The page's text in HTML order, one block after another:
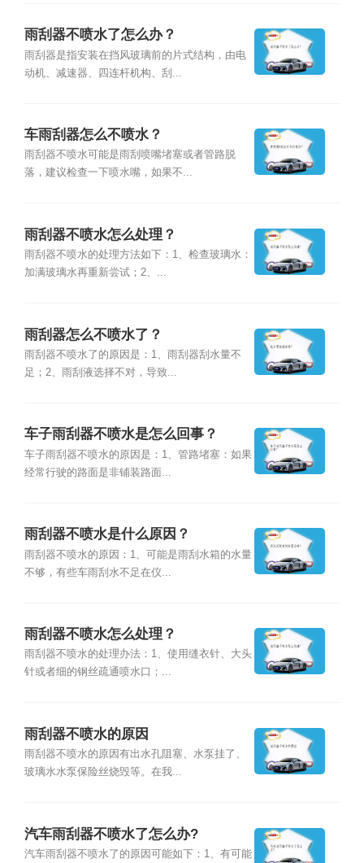
雨刮器不喷水了怎么办？
雨刮器是指安装在挡风玻璃前的片式结构，由电
动机、减速器、四连杆机构、刮...
车雨刮器怎么不喷水？
雨刮器不喷水可能是雨刮喷嘴堵塞或者管路脱
落，建议检查一下喷水嘴，如果不...
雨刮器不喷水怎么处理？
雨刮器不喷水的处理方法如下：1、检查玻璃水：
加满玻璃水再重新尝试；2、...
雨刮器怎么不喷水了？
雨刮器不喷水了的原因是：1、雨刮器刮水量不
足；2、雨刮液选择不对，导致...
车子雨刮器不喷水是怎么回事？
车子雨刮器不喷水的原因是：1、管路堵塞：如果
经常行驶的路面是非铺装路面...
雨刮器不喷水是什么原因？
雨刮器不喷水的原因：1、可能是雨刮水箱的水量
不够，有些车雨刮水不足在仪...
雨刮器不喷水怎么处理？
雨刮器不喷水的处理办法：1、使用缝衣针、大头
针或者细的钢丝疏通喷水口；...
雨刮器不喷水的原因
雨刮器不喷水的原因有出水孔阻塞、水泵挂了、
玻璃水水泵保险丝烧毁等。在我...
汽车雨刮器不喷水了怎么办?
汽车雨刮器不喷水了的原因可能如下：1、有可能